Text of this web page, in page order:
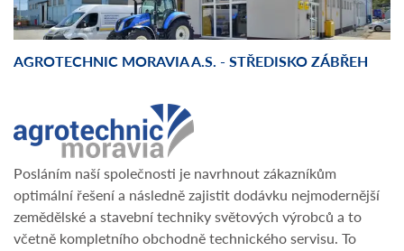
AGROTECHNIC MORAVIA A.S. - STŘEDISKO ZÁBŘEH
Posláním naší společnosti je navrhnout zákazníkům
optimální řešení a následně zajistit dodávku nejmodernější
zemědělské a stavební techniky světových výrobců a to
včetně kompletního obchodně technického servisu. To